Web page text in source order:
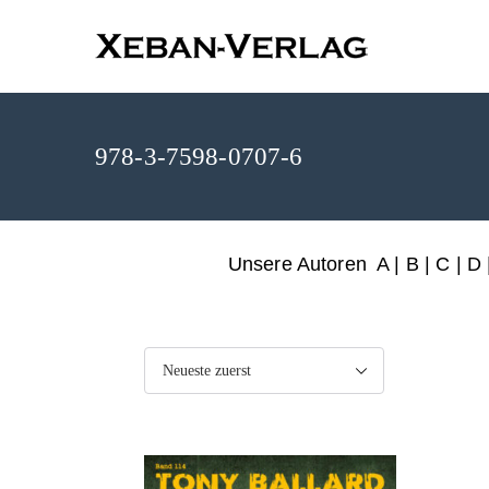
978-3-7598-0707-6
Unsere AutorenA| B C D